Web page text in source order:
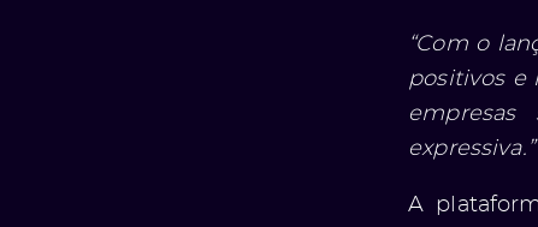
“Com o
positivos e
expressiva.”
A